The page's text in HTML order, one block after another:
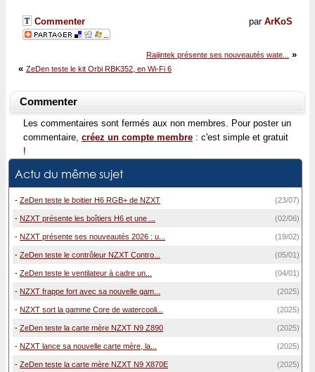
par ArKoS
Commenter
Raijintek présente ses nouveautés wate...
»
« ZeDen teste le kit Orbi RBK352, en Wi-Fi 6
Commenter
Les commentaires sont fermés aux non membres. Pour poster un
commentaire, créez un compte membre : c'est simple et gratuit
!
Actu du même sujet
- ZeDen teste le boitier H6 RGB+ de NZXT (23/07)
- NZXT présente les boîtiers H6 et une ... (02/06)
- NZXT présente ses nouveautés 2026 : u... (19/02)
- ZeDen teste le contrôleur NZXT Contro... (05/01)
- ZeDen teste le ventilateur à cadre un... (04/01)
- NZXT frappe fort avec sa nouvelle gam... (2025)
- NZXT sort la gamme Core de watercooli... (2025)
- ZeDen teste la carte mère NZXT N9 Z890 (2025)
- NZXT lance sa nouvelle carte mère, la... (2025)
- ZeDen teste la carte mère NZXT N9 X870E (2025)